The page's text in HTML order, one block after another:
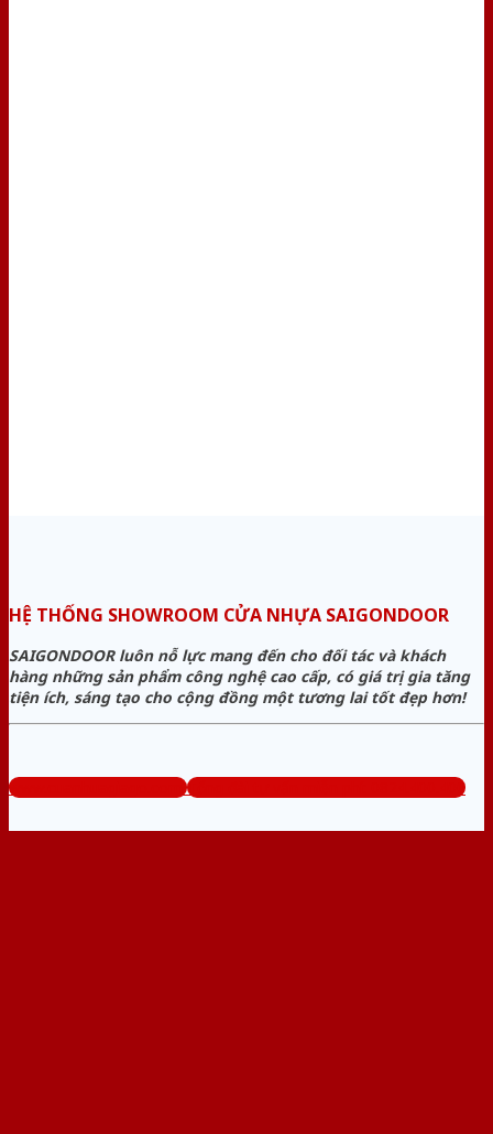
HỆ THỐNG SHOWROOM CỬA NHỰA SAIGONDOOR
SAIGONDOOR luôn nỗ lực mang đến cho đối tác và khách
hàng những sản phẩm công nghệ cao cấp, có giá trị gia tăng
tiện ích, sáng tạo cho cộng đồng một tương lai tốt đẹp hơn!
www.cuanhuagiago.com Tổng đài tư vấn miễn phí: 0824.400.400